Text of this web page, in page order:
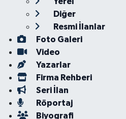
Diğer
Resmi İlanlar
Foto Galeri
Video
Yazarlar
Firma Rehberi
Seri İlan
Röportaj
Biyografi